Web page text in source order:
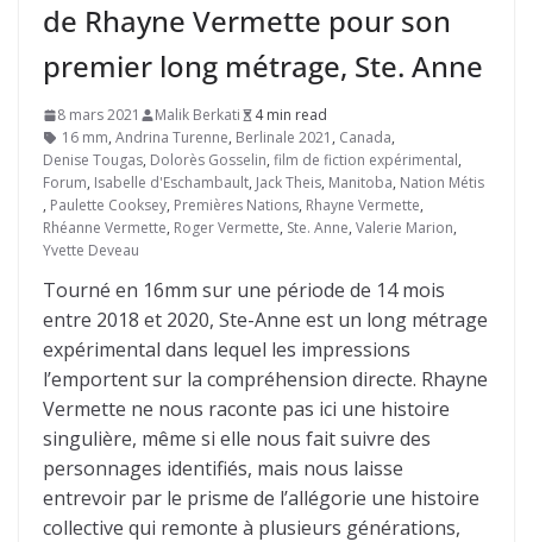
de Rhayne Vermette pour son
premier long métrage, Ste. Anne
8 mars 2021 Malik Berkati
4 min read
16 mm, Andrina Turenne, Berlinale 2021 , Canada,
Denise Tougas, Dolorès Gosselin, film de fiction expérimental,
Forum, Isabelle d'Eschambault, Jack Theis, Manitoba, Nation Métis
, Paulette Cooksey, Premières Nations, Rhayne Vermette,
Rhéanne Vermette, Roger Vermette, Ste. Anne, Valerie Marion,
Yvette Deveau
Tourné en 16mm sur une période de 14 mois
entre 2018 et 2020, Ste-Anne est un long métrage
expérimental dans lequel les impressions
l’emportent sur la compréhension directe. Rhayne
Vermette ne nous raconte pas ici une histoire
singulière, même si elle nous fait suivre des
personnages identifiés, mais nous laisse
entrevoir par le prisme de l’allégorie une histoire
collective qui remonte à plusieurs générations,